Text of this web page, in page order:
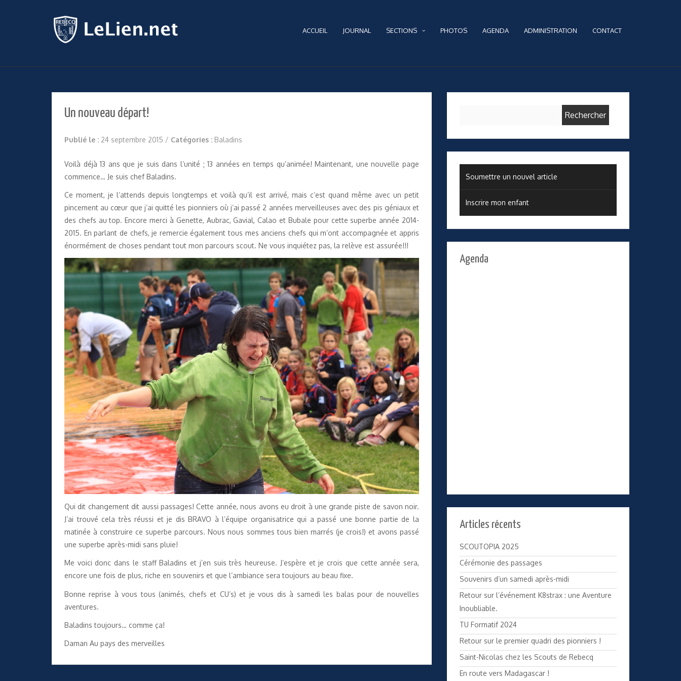
ACCUEIL JOURNAL SECTIONS PHOTOS AGENDA ADMINISTRATION CONTACT
Un nouveau départ!
Publié le : 24 septembre 2015 / Catégories : Baladins
Voilà déjà 13 ans que je suis dans l’unité ; 13 années en temps qu’animée! Maintenant, une nouvelle page
commence… Je suis chef Baladins.
Ce moment, je l’attends depuis longtemps et voilà qu’il est arrivé, mais c’est quand même avec un petit
pincement au cœur que j’ai quitté les pionniers où j’ai passé 2 années merveilleuses avec des pis géniaux et
des chefs au top. Encore merci à Genette, Aubrac, Gavial, Calao et Bubale pour cette superbe année 2014-
2015. En parlant de chefs, je remercie également tous mes anciens chefs qui m’ont accompagnée et appris
énormément de choses pendant tout mon parcours scout. Ne vous inquiétez pas, la relève est assurée!!!
Qui dit changement dit aussi passages! Cette année, nous avons eu droit à une grande piste de savon noir.
J’ai trouvé cela très réussi et je dis BRAVO à l’équipe organisatrice qui a passé une bonne partie de la
matinée à construire ce superbe parcours. Nous nous sommes tous bien marrés (je crois!) et avons passé
une superbe après-midi sans pluie!
Me voici donc dans le staff Baladins et j’en suis très heureuse. J’espère et je crois que cette année sera,
encore une fois de plus, riche en souvenirs et que l’ambiance sera toujours au beau fixe.
Bonne reprise à vous tous (animés, chefs et CU’s) et je vous dis à samedi les balas pour de nouvelles
aventures.
Baladins toujours… comme ça!
Daman Au pays des merveilles
Soumettre un nouvel article
Inscrire mon enfant
Agenda
Articles récents
SCOUTOPIA 2025
Cérémonie des passages
Souvenirs d’un samedi après-midi
Retour sur l’événement K8strax : une Aventure
Inoubliable.
TU Formatif 2024
Retour sur le premier quadri des pionniers !
Saint-Nicolas chez les Scouts de Rebecq
En route vers Madagascar !